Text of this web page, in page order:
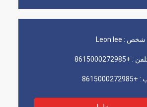
شخص : Leon lee
:
+8615000272985
:
+8615000272985